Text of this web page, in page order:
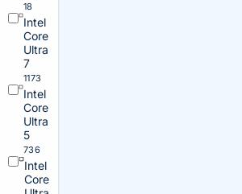
18
Intel
Core
Ultra
7
1173
Intel
Core
Ultra
5
736
Intel
Core